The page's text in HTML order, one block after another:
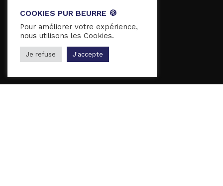
À PROPOS
Qui sommes-nous ?
Nos boutiques
COOKIES PUR BEURRE 🍪
Pour améliorer votre expérience,
nous utilisons les Cookies.
Je refuse J'accepte